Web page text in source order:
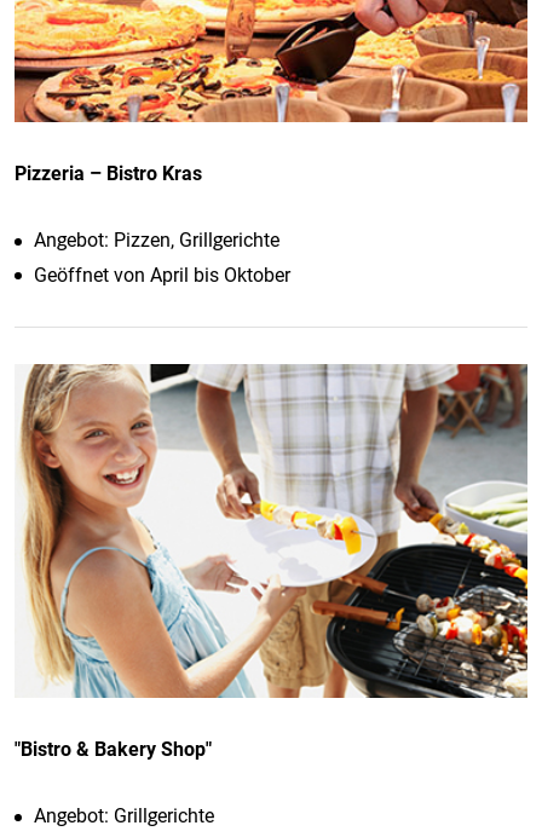
Pizzeria – Bistro Kras
Angebot: Pizzen, Grillgerichte
Geöffnet von April bis Oktober
"Bistro & Bakery Shop"
Angebot: Grillgerichte